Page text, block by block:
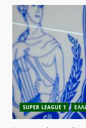
SUPER LEAGUE 1